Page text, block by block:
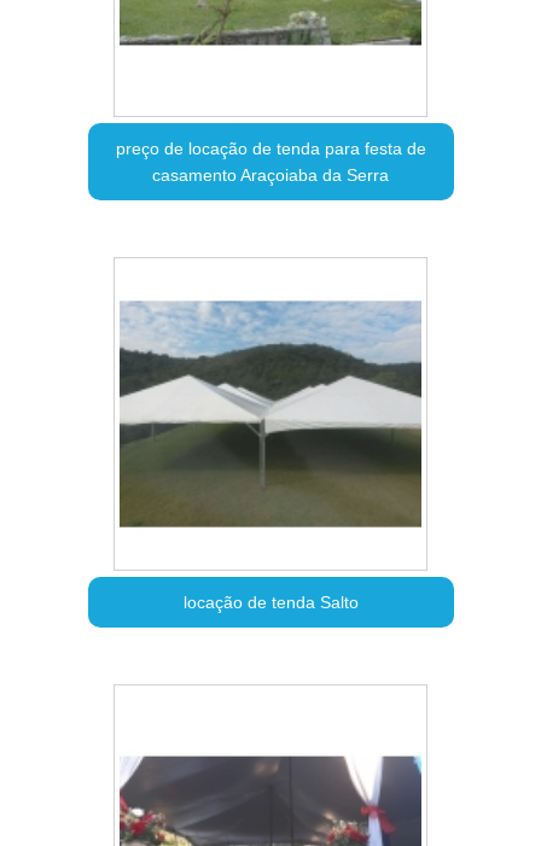
preço de locação de tenda para festa de
casamento Araçoiaba da Serra
locação de tenda Salto